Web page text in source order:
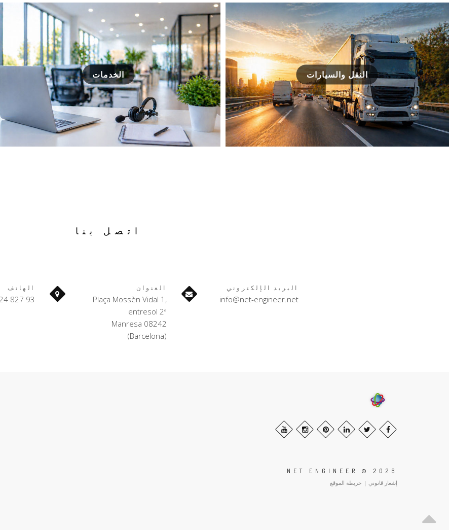
الخدمات النقل والسيارات
اتصل بنا
الهاتف
93 827 24 86
العنوان
Plaça Mossèn Vidal 1,
entresol 2ª
08242 Manresa
(Barcelona)
البريد الإلكتروني
info@net-engineer.net
NET ENGINEER © 2026
إشعار قانوني | خريطة الموقع